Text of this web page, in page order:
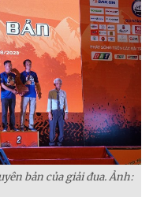
bản của giải đua. Ảnh: